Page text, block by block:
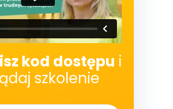
kod dostępu i
szkolenie